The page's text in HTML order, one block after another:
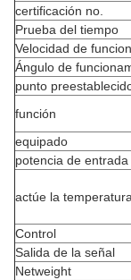
certificación no.
Prueba del tiempo
Velocidad de
Ángulo de
punto
función
equipado
potencia de entrada
actúe la temperatura
Control
Salida de la señal
Netweight